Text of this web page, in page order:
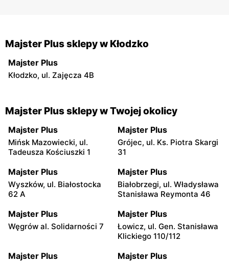
Majster Plus sklepy w Kłodzko
Majster Plus
Kłodzko, ul. Zajęcza 4B
Majster Plus sklepy w Twojej okolicy
Majster Plus
Mińsk Mazowiecki, ul.
Tadeusza Kościuszki 1
Majster Plus
Grójec, ul. Ks. Piotra Skargi
31
Majster Plus
Wyszków, ul. Białostocka
62 A
Majster Plus
Białobrzegi, ul. Władysława
Stanisława Reymonta 46
Majster Plus
Węgrów al. Solidarności 7
Majster Plus
Łowicz, ul. Gen. Stanisława
Klickiego 110/112
Majster Plus Majster Plus